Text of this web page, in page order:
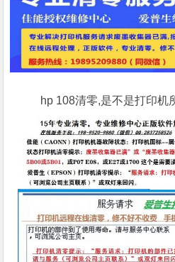
hp 108清零,是不是打印机